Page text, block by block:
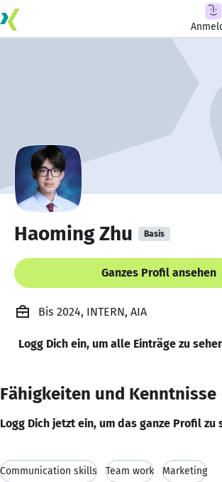
Haoming Zhu Basis
Ganzes Profil ansehen
Bis 2024, INTERN, AIA
Logg Dich ein, um alle Einträge zu
Fähigkeiten und Kenntnisse
Logg Dich jetzt ein, um das ganze Profil zu
Communication skills Team work Marketing